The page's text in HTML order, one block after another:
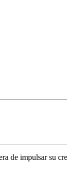
de impulsar su